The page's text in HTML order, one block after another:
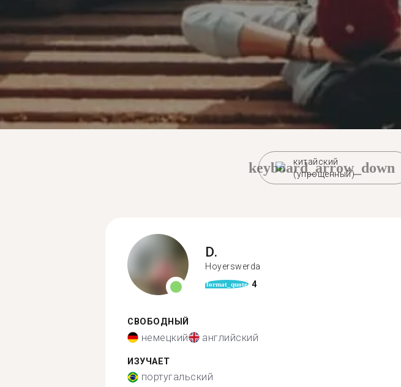
китайский
(упрощенный)
keyboard_arrow_down
D.
Hoyerswerda
format_quote 4
СВОБОДНЫЙ
немецкий английский
ИЗУЧАЕТ
португальский